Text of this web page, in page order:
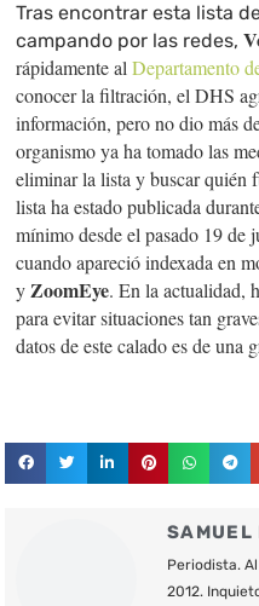
Tras encontrar esta lista
campando por las redes,
rápidamente alDepartamento
conocer la filtración, el DHS
información, pero no dio más
organismo ya ha tomado las
eliminar la lista y buscar quién
lista ha estado publicada
mínimo desde el pasado 19 de
cuando apareció indexada en
yZoomEye. En la actualidad,
para evitar situaciones tan
datos de este calado es de una
SAMUEL
Periodista.
2012.